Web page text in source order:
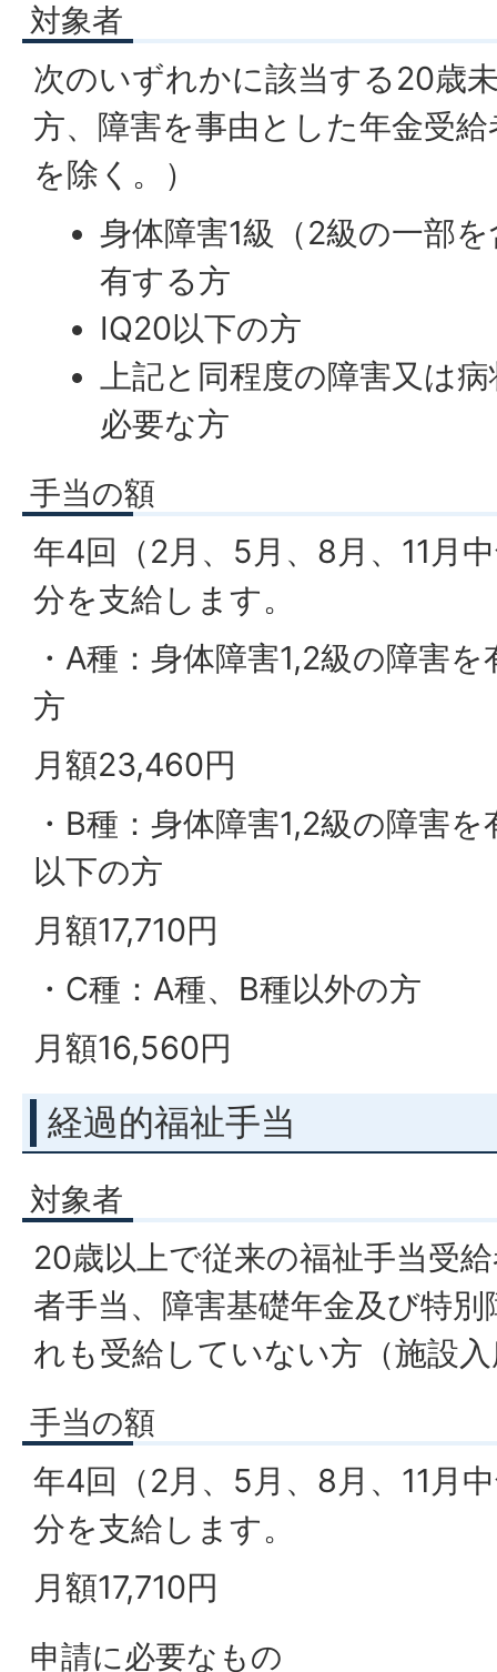
対象者
次のいずれかに該当する20歳
方、障害を事由とした年金受
を除く。）
身体障害1級（2級の一部
有する方
IQ20以下の方
上記と同程度の障害又は
必要な方
手当の額
年4回（2月、5月、8月、11月
分を支給します。
・A種：身体障害1,2級の障害
方
月額23,460円
・B種：身体障害1,2級の障害
以下の方
月額17,710円
・C種：A種、B種以外の方
月額16,560円
経過的福祉手当
対象者
20歳以上で従来の福祉手当受
者手当、障害基礎年金及び特
れも受給していない方（施設
手当の額
年4回（2月、5月、8月、11月
分を支給します。
月額17,710円
申請に必要なもの